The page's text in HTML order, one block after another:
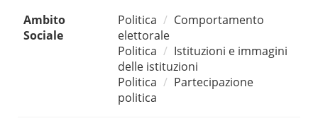
Ambito
Sociale
Politica
Comportamento
elettorale
Politica
Istituzioni e immagini
delle istituzioni
Politica
Partecipazione
politica